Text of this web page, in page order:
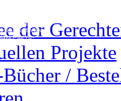
der
Projekte
/
beruht auf
des
- zur Ver-